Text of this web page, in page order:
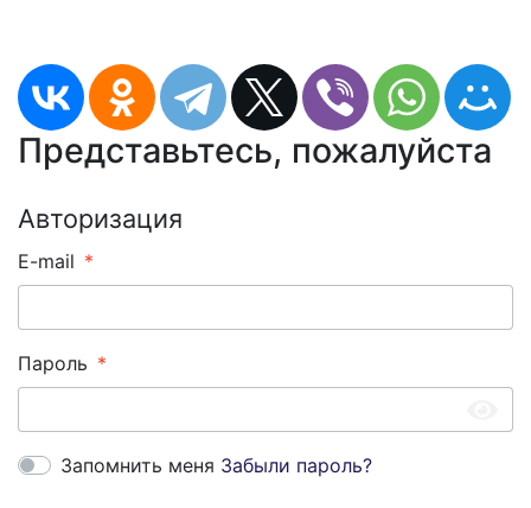
Представьтесь, пожалуйста
Авторизация
E-mail
Пароль
Запомнить меня Забыли пароль?